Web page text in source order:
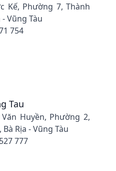
Kế, Phường 7, Thành
Vũng Tàu
754
Tau
Huyền, Phường 2,
Rịa - Vũng Tàu
777